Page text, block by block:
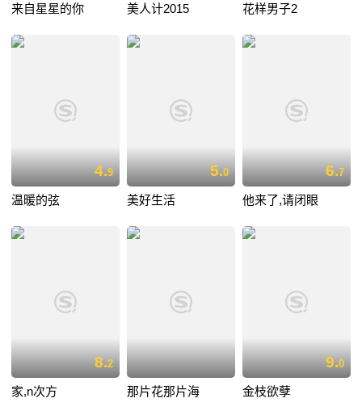
来自星星的你 美人计2015 花样男子2
4.9
温暖的弦
5.0
美好生活
6.7
他来了,请闭眼
8.2
家,n次方 那片花那片海
9.0
金枝欲孽